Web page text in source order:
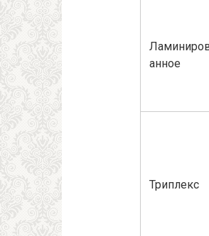
анное
Триплекс